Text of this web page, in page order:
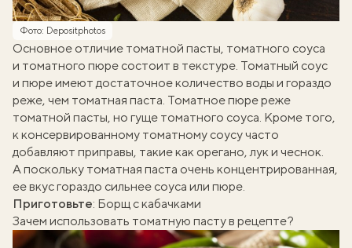
Фото: Depositphotos
Основное отличие томатной пасты, томатного соуса
и томатного пюре состоит в текстуре. Томатный соус
и пюре имеют достаточное количество воды и гораздо
реже, чем томатная паста. Томатное пюре реже
томатной пасты, но гуще томатного соуса. Кроме того,
к консервированному томатному соусу часто
добавляют приправы, такие как орегано, лук и чеснок.
А поскольку томатная паста очень концентрированная,
ее вкус гораздо сильнее соуса или пюре.
Приготовьте: Борщ с кабачками
Зачем использовать томатную пасту в рецепте?